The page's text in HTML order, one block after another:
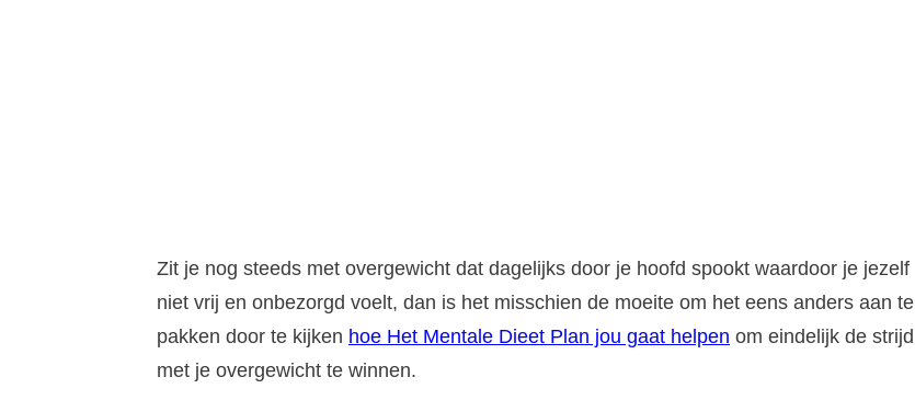
Zit je nog steeds met overgewicht dat dagelijks door je hoofd spookt waardoor je jezelf
niet vrij en onbezorgd voelt, dan is het misschien de moeite om het eens anders aan te
pakken door te kijken hoe Het Mentale Dieet Plan jou gaat helpen om eindelijk de strijd
met je overgewicht te winnen.